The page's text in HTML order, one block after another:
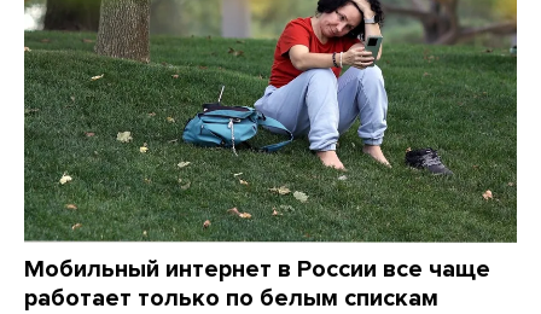
Мобильный интернет в России все чаще
работает только по белым спискам